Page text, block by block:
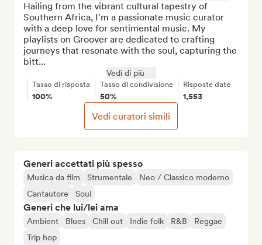
Generi accettati più spesso
Musica da film Strumentale
Neo / Classico moderno
Cantautore
Soul
Generi che lui/lei ama
Ambient Blues Chill out Indie folk R&B
Reggae
Trip hop
Hailing from the vibrant cultural tapestry of
Southern Africa, I'm a passionate music curator
with a deep love for sentimental music. My
playlists on Groover are dedicated to crafting
journeys that resonate with the soul, capturing the
bitt...
Vedi di più
Tasso di risposta
100%
Tasso di condivisione
50%
Risposte date
1,553
Vedi curatori simili